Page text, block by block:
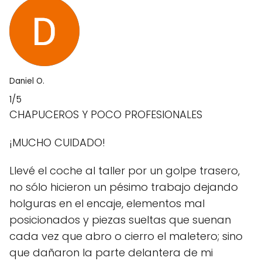
Daniel O.
1/5
CHAPUCEROS Y POCO PROFESIONALES
¡MUCHO CUIDADO!
Llevé el coche al taller por un golpe trasero,
no sólo hicieron un pésimo trabajo dejando
holguras en el encaje, elementos mal
posicionados y piezas sueltas que suenan
cada vez que abro o cierro el maletero; sino
que dañaron la parte delantera de mi